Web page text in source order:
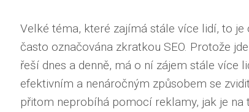
Velké téma, které zajímá stále více lidí, to
často označována zkratkou SEO. Protože
řeší dnes a denně, má o ní zájem stále více
efektivním a nenáročným způsobem se
přitom neprobíhá pomocí reklamy, jak je na